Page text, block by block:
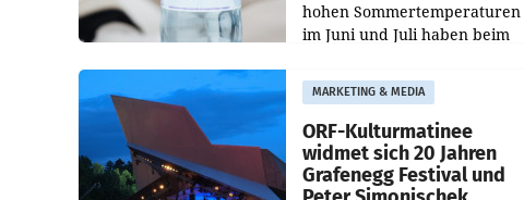
hohen Sommertemperaturen
im Juni und Juli haben beim
Getränkehersteller Vöslauer zu
deutlichen Absatzzuwächsen
geführt. Während
MARKETING & MEDIA
ORF-Kulturmatinee
widmet sich 20 Jahren
Grafenegg Festival und